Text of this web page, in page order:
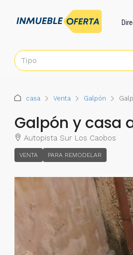
Tipo
casa Venta Galpón
Galpón y casa
Autopista Sur Los Caobos
VENTA PARA REMODELAR